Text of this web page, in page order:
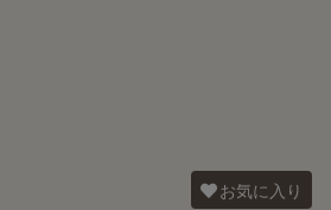
お気に入り